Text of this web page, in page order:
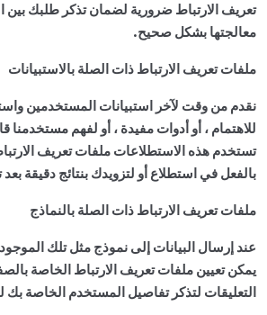
تعريف الارتباط ضرورية لضمان تذكر طلبك بين
معالجتها بشكل صحيح.
ملفات تعريف الارتباط ذات الصلة بالاستبيانات
نقدم من وقت لآخر استبيانات المستخدمين
للاهتمام ، أو أدوات مفيدة ، أو لفهم مستخدمنا
تستخدم هذه الاستطلاعات ملفات تعريف
بالفعل في استطلاع أو لتزويدك بنتائج دقيقة
ملفات تعريف الارتباط ذات الصلة بالنماذج
عند إرسال البيانات إلى نموذج مثل تلك
يمكن تعيين ملفات تعريف الارتباط الخاصة
التعليقات لتذكر تفاصيل المستخدم الخاصة بك